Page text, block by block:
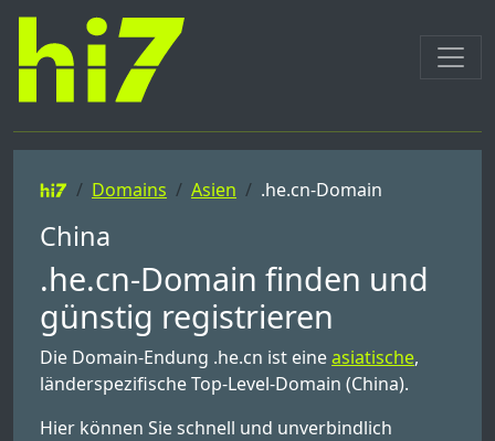
Domains Asien .he.cn-Domain
China
.he.cn-Domain finden und
günstig registrieren
Die Domain-Endung .he.cn ist eineasiatische,
länderspezifische Top-Level-Domain (China).
Hier können Sie schnell und unverbindlich